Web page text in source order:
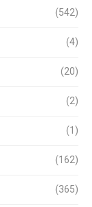
(542)
(4)
(20)
(2)
(1)
(162)
(365)